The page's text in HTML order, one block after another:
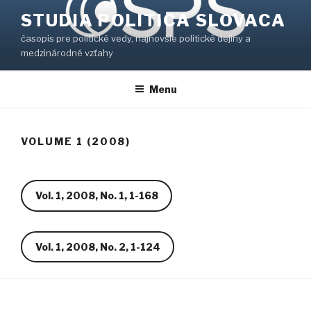
obsah
STUDIA POLITICA SLOVACA
časopis pre politické vedy, najnovšie politické dejiny a
medzinárodné vzťahy
Menu
VOLUME 1 (2008)
Vol. 1, 2008, No. 1, 1-168
Vol. 1, 2008, No. 2, 1-124